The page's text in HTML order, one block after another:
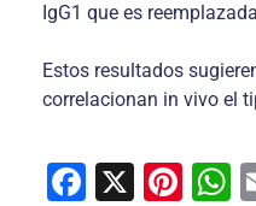
IgG1 que es
Estos resultados
correlacionan in vivo el
F
X
Pi